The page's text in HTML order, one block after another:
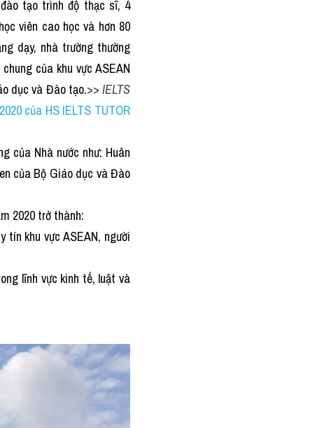
tạo trình độ thạc sĩ, 4
viên cao học và hơn 80
dạy, nhà trường thường
của khu vực ASEAN
dục và Đào tạo.>> IELTS
của HS IELTS TUTOR
của Nhà nước như: Huân
của Bộ Giáo dục và Đào
2020 trở thành:
tín khu vực ASEAN, người
lĩnh vực kinh tế, luật và